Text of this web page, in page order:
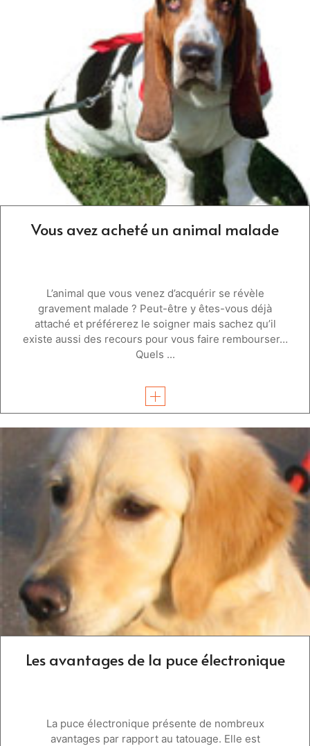
Vous avez acheté un animal malade
L’animal que vous venez d’acquérir se révèle
gravement malade ? Peut-être y êtes-vous déjà
attaché et préférerez le soigner mais sachez qu’il
existe aussi des recours pour vous faire rembourser…
Quels ...
Les avantages de la puce électronique
La puce électronique présente de nombreux
avantages par rapport au tatouage. Elle est